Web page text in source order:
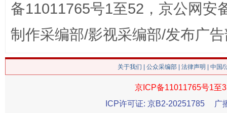
谢
备11011765号1至52，京公网安
制作采编部/影视采编部/发布广
关于我们 公众采编部 法律声明 | 中国
京ICP备11011765号1至
ICP许可证: 京B2-20251785
广